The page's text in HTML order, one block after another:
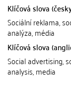
Klíčová slova
Sociální reklama,
analýza, média
Klíčová slova
Social advertising,
analysis, media